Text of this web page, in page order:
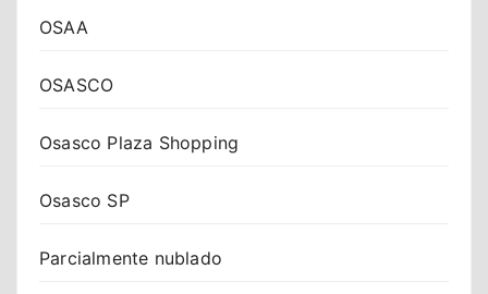
OSAA
OSASCO
Osasco Plaza Shopping
Osasco SP
Parcialmente nublado